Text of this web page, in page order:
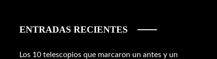
ENTRADAS RECIENTES
Los 10 telescopios que marcaron un antes y un